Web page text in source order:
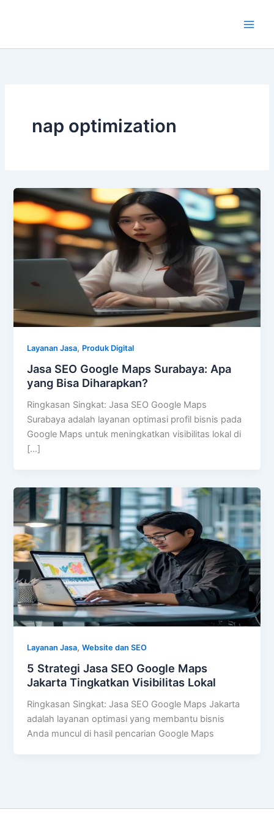
nap optimization
Layanan Jasa, Produk Digital
Jasa SEO Google Maps Surabaya: Apa
yang Bisa Diharapkan?
Ringkasan Singkat: Jasa SEO Google Maps
Surabaya adalah layanan optimasi profil bisnis pada
Google Maps untuk meningkatkan visibilitas lokal di
[…]
Layanan Jasa,Website dan SEO
5 Strategi Jasa SEO Google Maps
Jakarta Tingkatkan Visibilitas Lokal
Ringkasan Singkat: Jasa SEO Google Maps Jakarta
adalah layanan optimasi yang membantu bisnis
Anda muncul di hasil pencarian Google Maps